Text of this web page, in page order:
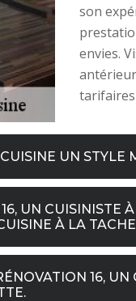
son
envies.
tarifaires
UN STYLE
UN CUISINISTE
À LA
16,